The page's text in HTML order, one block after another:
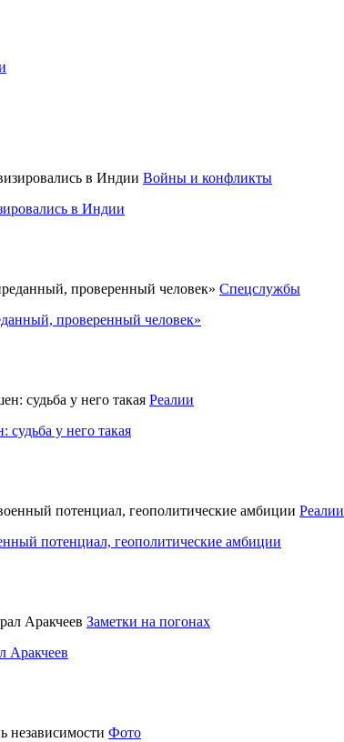
Войны и конфликты
в Индии
Спецслужбы
проверенный человек»
Реалии
у него такая
Реалии
потенциал, геополитические амбиции
Заметки на погонах
Аракчеев
Фото